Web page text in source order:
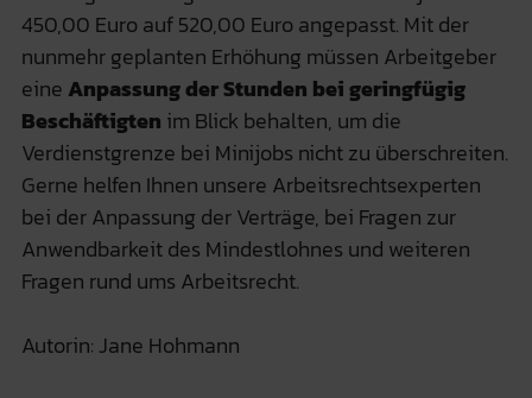
450,00 Euro auf 520,00 Euro angepasst. Mit der
nunmehr geplanten Erhöhung müssen Arbeitgeber
eine Anpassung der Stunden bei geringfügig
Beschäftigten im Blick behalten, um die
Verdienstgrenze bei Minijobs nicht zu überschreiten.
Gerne helfen Ihnen unsere Arbeitsrechtsexperten
bei der Anpassung der Verträge, bei Fragen zur
Anwendbarkeit des Mindestlohnes und weiteren
Fragen rund ums Arbeitsrecht.
Autorin: Jane Hohmann